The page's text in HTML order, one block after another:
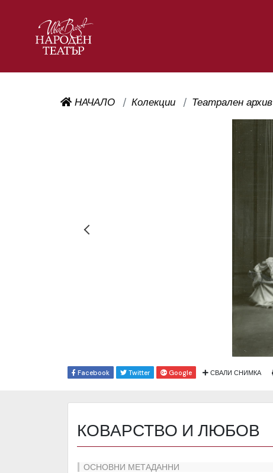
НАЧАЛО Колекции Театрален архив
Facebook Twitter Google СВАЛИ СНИМКА
КОВАРСТВО И ЛЮБОВ
ОСНОВНИ МЕТАДАННИ